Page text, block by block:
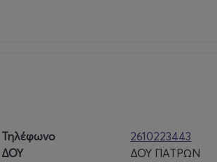
Τηλέφωνο
2610223443
ΔΟΥ
ΔΟΥ ΠΑΤΡΩΝ